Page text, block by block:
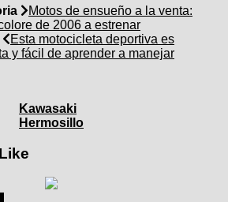
Motos de ensueño a la venta:
de 2006 a estrenar
Esta motocicleta deportiva es
y fácil de aprender a manejar
Kawasaki
Hermosillo